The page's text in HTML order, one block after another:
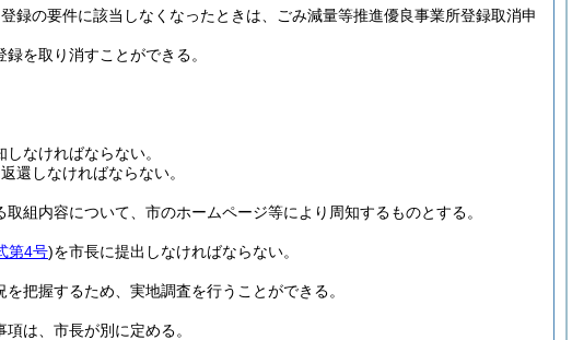
録の要件に該当しなくなったときは、ごみ減量等推進優良事業所登録取消申
を取り消すことができる。
なければならない。
還しなければならない。
組内容について、市のホームページ等により周知するものとする。
第4号)を市長に提出しなければならない。
把握するため、実地調査を行うことができる。
は、市長が別に定める。